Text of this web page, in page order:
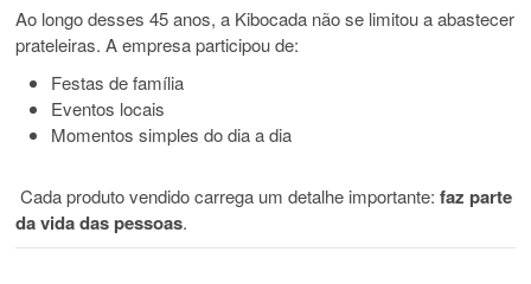
Ao longo desses 45 anos, a Kibocada não se limitou a abastecer
prateleiras. A empresa participou de:
Festas de família
Eventos locais
Momentos simples do dia a dia
Cada produto vendido carrega um detalhe importante:faz parte
da vida das pessoas.